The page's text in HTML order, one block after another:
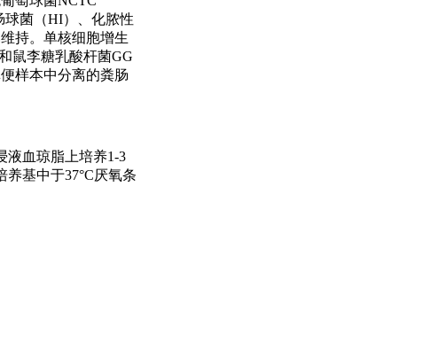
球菌（HI）、化脓性
持。单核细胞增生
鼠李糖乳酸杆菌GG
便样本中分离的粪肠
液血琼脂上培养1-3
养基中于37°C厌氧条